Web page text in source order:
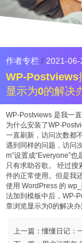
作者专栏 / 2021-
WP-Postviews
显示为0的解决
WP-Postviews 是我一
为什么安装了WP-
一直刷新，访问次数都
遇到同样的问题，访问
m”设置成“Everyone”
只有求助谷歌。 经过
件的正常使用。但是我
使用 WordPress 的
法加到模板中后，WP-
章浏览显示为0的解决
上一篇： 懂懂日记：